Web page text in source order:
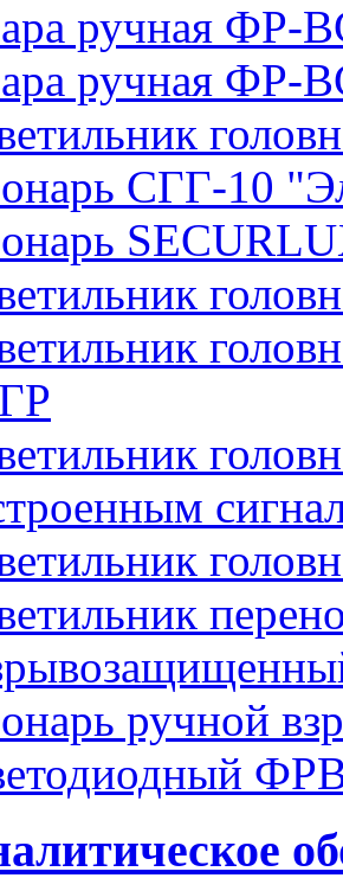
ручная ФР-
ручная ФР-
СГГ-10
ручной